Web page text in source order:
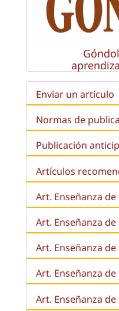
Enviar un artículo
Normas de
Publicación
Artículos
Art. Enseñanza
Art. Enseñanza de
Art. Enseñanza de
Art. Enseñanza de
Art. Enseñanza